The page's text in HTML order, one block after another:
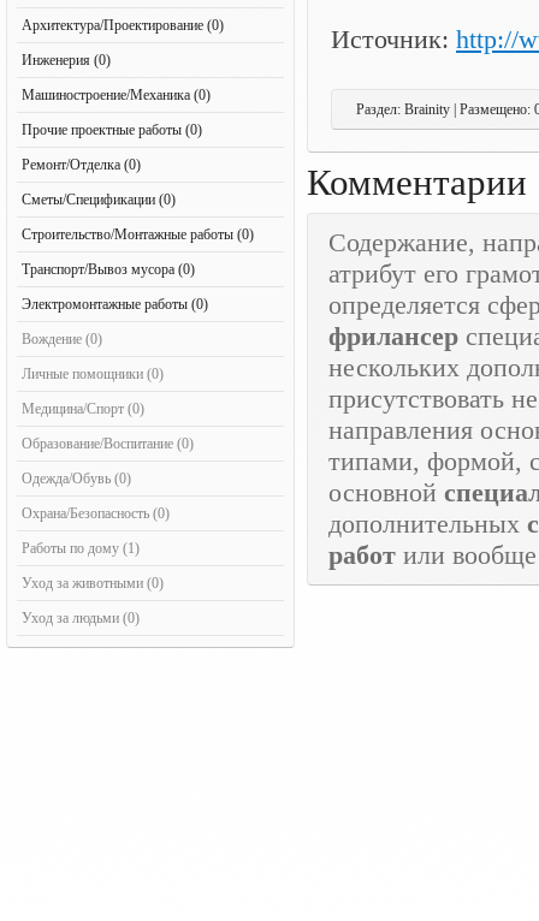
Архитектура/Проектирование (0)
Инженерия (0)
Машиностроение/Механика (0)
Прочие проектные работы (0)
Ремонт/Отделка (0)
Сметы/Спецификации (0)
Строительство/Монтажные работы (0)
Транспорт/Вывоз мусора (0)
Электромонтажные работы (0)
Вождение (0)
Личные помощники (0)
Медицина/Спорт (0)
Образование/Воспитание (0)
Одежда/Обувь (0)
Охрана/Безопасность (0)
Работы по дому (1)
Уход за животными (0)
Уход за людьми (0)
Источник: http://
Раздел: Brainity | Размещено:
Комментарии
Содержание,
атрибут его
определяется
фрилансер
нескольких
присутствовать
направления
типами, формой,
основной
дополнительных
работ или